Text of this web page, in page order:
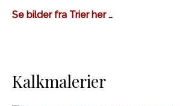
Se bilder fra Trier her …
Kalkmalerier